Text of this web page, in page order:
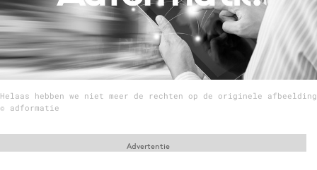
9 sept: GenAI-training
12 nov: MarketingLive!
Adverteren
Opleidingen
Academy
Helaas hebben we niet meer de rechten op de originele afbeelding
© adformatie
Advertentie